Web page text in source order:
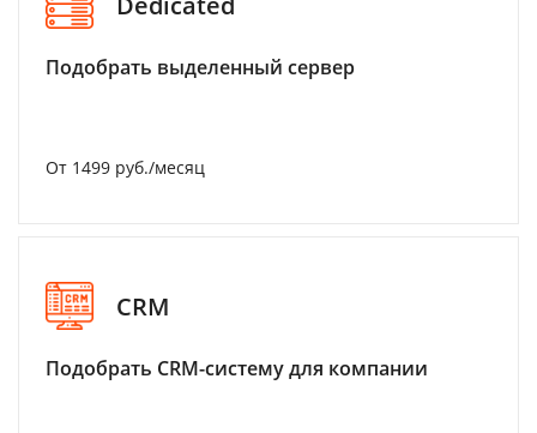
Подобрать выделенный сервер
От 1499 руб./месяц
CRM
Подобрать CRM-систему для компании